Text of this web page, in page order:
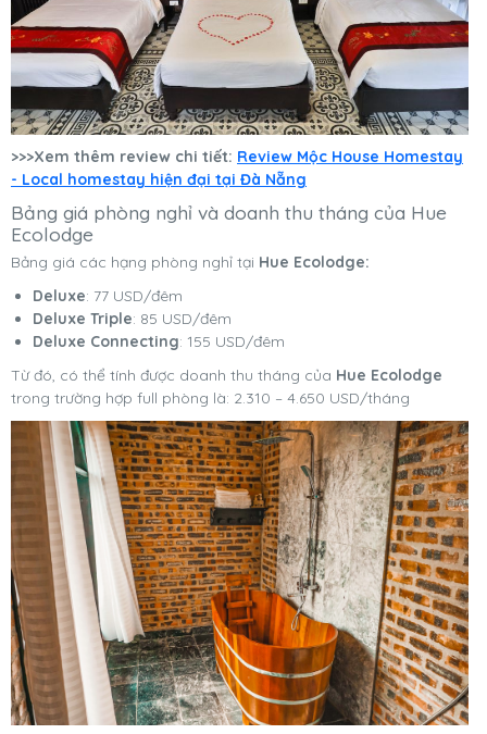
>>>Xem thêm review chi tiết: Review Mộc House Homestay
- Local homestay hiện đại tại Đà Nẵng
Bảng giá phòng nghỉ và doanh thu tháng của Hue
Ecolodge
Bảng giá các hạng phòng nghỉ tại Hue Ecolodge:
Deluxe: 77 USD/đêm
Deluxe Triple: 85 USD/đêm
Deluxe Connecting: 155 USD/đêm
Từ đó, có thể tính được doanh thu tháng của Hue Ecolodge
trong trường hợp full phòng là: 2.310 – 4.650 USD/tháng